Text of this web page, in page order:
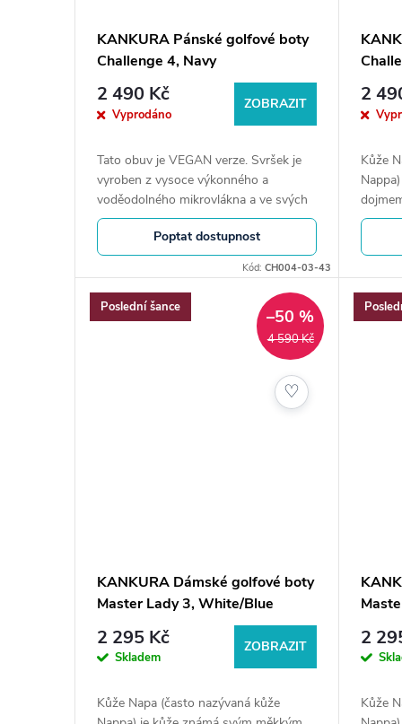
KANKURA Pánské golfové boty
Challenge 4, Navy
2 490 Kč
Vyprodáno
ZOBRAZIT
Tato obuv je VEGAN verze. Svršek je
vyroben z vysoce výkonného a
voděodolného mikrovlákna a ve svých
materiálech nebo výrobním procesu
neobsahuje žádné zvíře. Délka stélky
29,4 cm.
Poptat dostupnost
Kód:CH004-03-43
2
Kůže
a koz,
stélky
Poslední šance
4 590 Kč
–50 %
KANKURA Dámské golfové boty
Master Lady 3, White/Blue
2 295 Kč
Skladem
ZOBRAZIT
Kůže Napa (často nazývaná kůže
♡
2
Kůže